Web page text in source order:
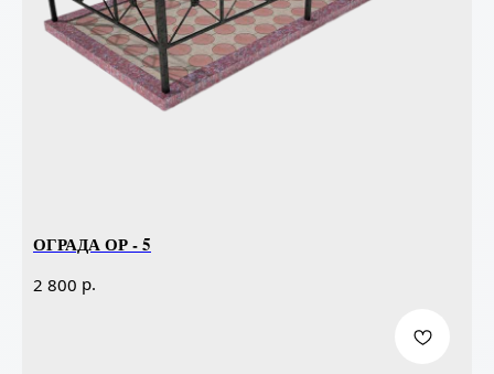
ОГРАДА ОР - 5
2 800 р.